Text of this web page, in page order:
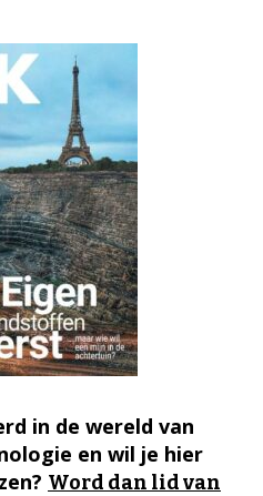
in de wereld van
en wil je hier
Word dan lid van